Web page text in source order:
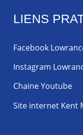
LIENS
Facebook
Instagram
Chaine Youtube
Site internet Kent